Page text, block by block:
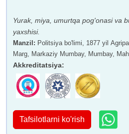
Yurak, miya, umurtqa pog'onasi va
yaxshisi.
Manzil : Politsiya bo'limi, 1877 yil
Marg, Markaziy Mumbay, Mumbay,
Akkreditatsiya:
Tafsilotlarni ko'rish